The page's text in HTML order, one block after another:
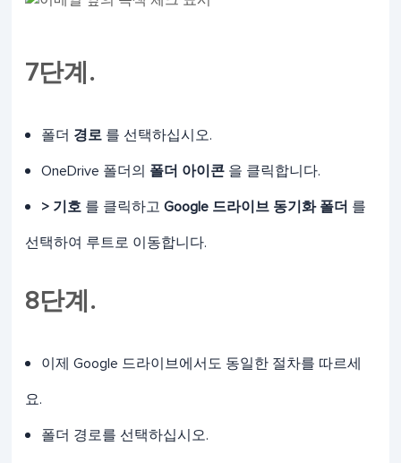
7단계.
폴더 경로 를 선택하십시오.
OneDrive 폴더의 폴더 아이콘 을 클릭합니다.
> 기호 를 클릭하고Google 드라이브 동기화 폴더 를
선택하여 루트로 이동합니다.
8단계.
이제 Google 드라이브에서도 동일한 절차를 따르세
요.
폴더 경로를 선택하십시오.